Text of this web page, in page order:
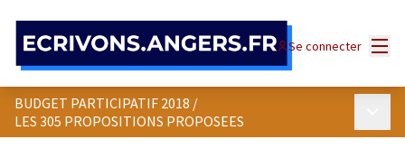
Se connecter
BUDGET PARTICIPATIF 2018 /
LES 305 PROPOSITIONS PROPOSEES